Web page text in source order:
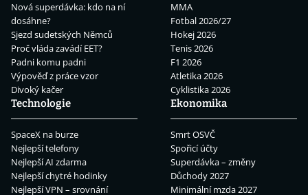
Nová superdávka: kdo na ní
dosáhne?
Sjezd sudetských Němců
Proč vláda zavádí EET?
Padni komu padni
Výpověď z práce vzor
Divoký kačer
MMA
Fotbal 2026/27
Hokej 2026
Tenis 2026
F1 2026
Atletika 2026
Cyklistika 2026
Technologie
SpaceX na burze
Nejlepší telefony
Nejlepší AI zdarma
Nejlepší chytré hodinky
Nejlepší VPN – srovnání
Ekonomika
Smrt OSVČ
Spořicí účty
Superdávka – změny
Důchody 2027
Minimální mzda 2027